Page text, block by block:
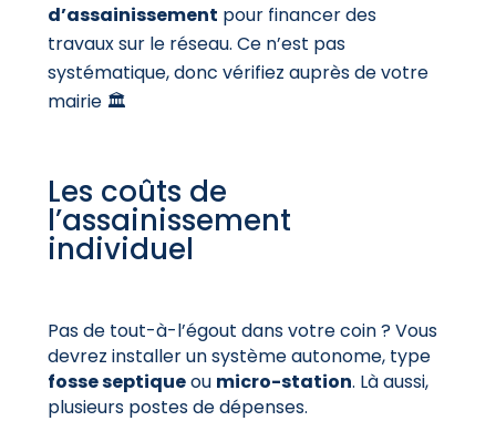
d’assainissement pour financer des
travaux sur le réseau. Ce n’est pas
systématique, donc vérifiez auprès de votre
mairie 🏛️
Les coûts de
l’assainissement
individuel
Pas de tout-à-l’égout dans votre coin ? Vous
devrez installer un système autonome, type
fosse septiqueou micro-station. Là aussi,
plusieurs postes de dépenses.